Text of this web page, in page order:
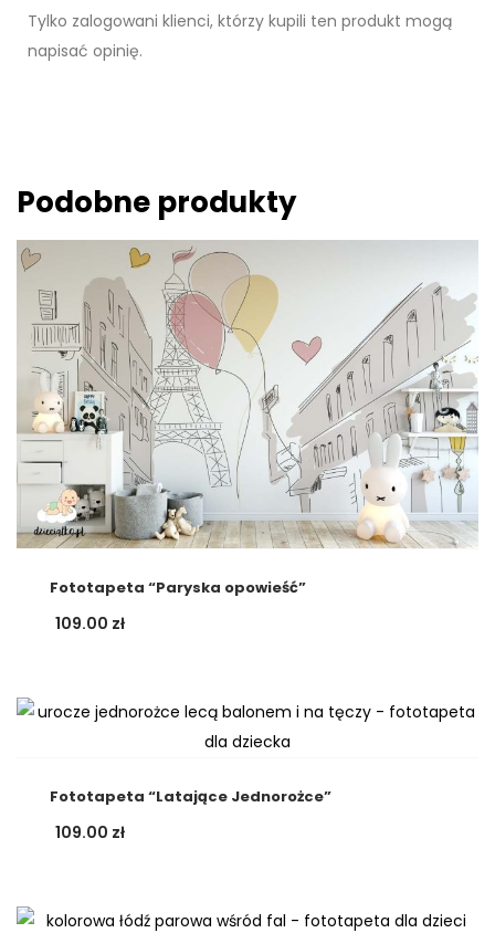
Tylko zalogowani klienci, którzy kupili ten produkt mogą
napisać opinię.
Podobne produkty
Fototapeta “Paryska opowieść”
109.00 zł
Fototapeta “Latające Jednorożce”
109.00 zł